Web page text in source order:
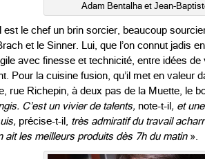
Adam Bentalha et Jean-
est le chef un brin sorcier, beaucoup
et le Sinner. Lui, que l’on connut jadis
avec finesse et technicité, entre idées
Pour la cuisine fusion, qu’il met en
rue Richepin, à deux pas de la Muette, le
C’est un vivier de talents, note-t-il , et
précise-t-il, très admiratif du travail
ait les meilleurs produits dès 7h du matin».